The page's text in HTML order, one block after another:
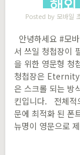
Posted by 모바일
안녕하세요 #모
서 쓰일 청첩장이
을 위한 영문형 청
청첩장은
은 스크롤 되는 방
킨입니다. 전체적
문에 최적화 된 폰
뉴명이 영문으로